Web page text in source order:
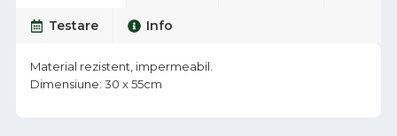
Testare Info
Material rezistent, impermeabil.
Dimensiune: 30 x 55cm